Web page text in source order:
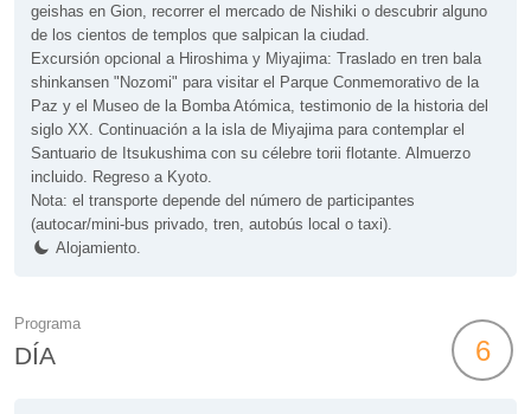
geishas en Gion, recorrer el mercado de Nishiki o descubrir alguno
de los cientos de templos que salpican la ciudad.
Excursión opcional a Hiroshima y Miyajima: Traslado en tren bala
shinkansen "Nozomi" para visitar el Parque Conmemorativo de la
Paz y el Museo de la Bomba Atómica, testimonio de la historia del
siglo XX. Continuación a la isla de Miyajima para contemplar el
Santuario de Itsukushima con su célebre torii flotante. Almuerzo
incluido. Regreso a Kyoto.
Nota: el transporte depende del número de participantes
(autocar/mini-bus privado, tren, autobús local o taxi).
Alojamiento.
Programa
DÍA 6